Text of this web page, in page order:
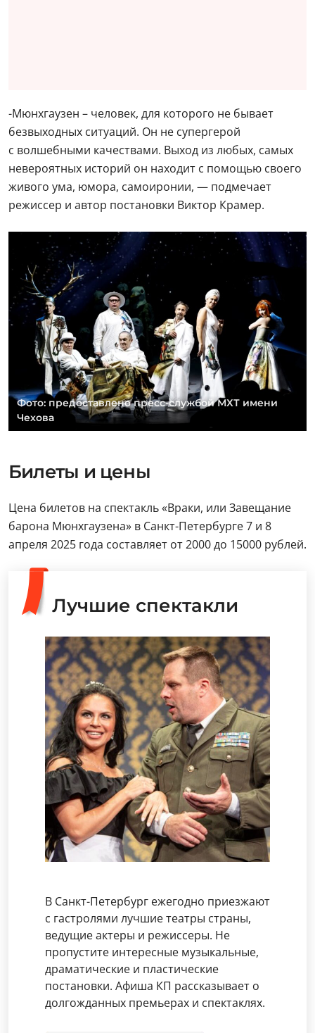
-Мюнхгаузен – человек, для которого не бывает
безвыходных ситуаций. Он не супергерой
с волшебными качествами. Выход из любых, самых
невероятных историй он находит с помощью своего
живого ума, юмора, самоиронии, — подмечает
режиссер и автор постановки Виктор Крамер.
Фото: предоставлено пресс-службой МХТ имени
Чехова
Билеты и цены
Цена билетов на спектакль «Враки, или Завещание
барона Мюнхгаузена» в Санкт-Петербурге 7 и 8
апреля 2025 года составляет от 2000 до 15000 рублей.
Лучшие спектакли
В Санкт-Петербург ежегодно приезжают
с гастролями лучшие театры страны,
ведущие актеры и режиссеры. Не
пропустите интересные музыкальные,
драматические и пластические
постановки. Афиша КП рассказывает о
долгожданных премьерах и спектаклях.